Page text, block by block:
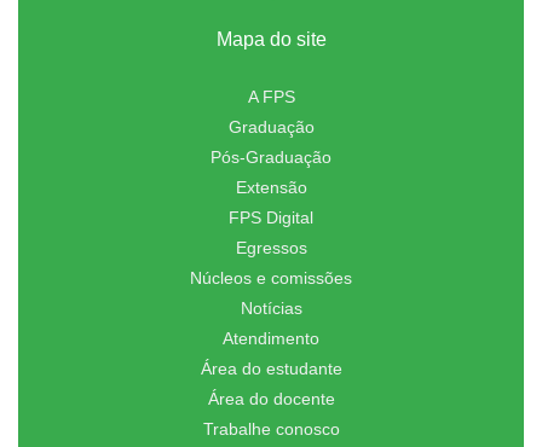
Mapa do site
A FPS
Graduação
Pós-Graduação
Extensão
FPS Digital
Egressos
Núcleos e comissões
Notícias
Atendimento
Área do estudante
Área do docente
Trabalhe conosco